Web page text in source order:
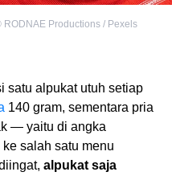
RODNAE Productions / Pexels
satu alpukat utuh setiap
140 gram, sementara pria
— yaitu di angka
salah satu menu
alpukat saja